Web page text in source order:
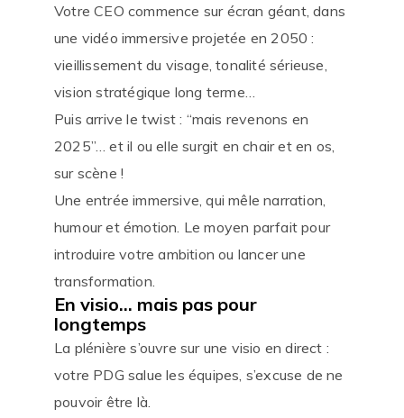
Votre CEO commence sur écran géant, dans
une vidéo immersive projetée en 2050 :
vieillissement du visage, tonalité sérieuse,
vision stratégique long terme…
Puis arrive le twist : “mais revenons en
2025”… et il ou elle surgit en chair et en os,
sur scène !
Une entrée immersive, qui mêle narration,
humour et émotion. Le moyen parfait pour
introduire votre ambition ou lancer une
transformation.
En visio… mais pas pour
longtemps
La plénière s’ouvre sur une visio en direct :
votre PDG salue les équipes, s’excuse de ne
pouvoir être là.